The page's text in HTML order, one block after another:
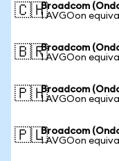
🇨🇭Broadcom
1 AVGOon
🇧🇷Broadcom
1 AVGOon
🇵🇭Broadcom
1 AVGOon
🇵🇱Broadcom
1 AVGOon